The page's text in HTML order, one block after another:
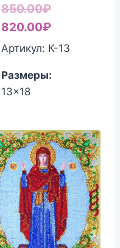
850.00₽
цена
составляла
820.00₽Текущая
цена:
Артикул: К-13
Размеры:
13x18